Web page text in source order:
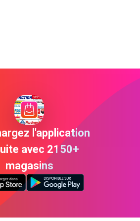
l'application
avec 2150+
magasins